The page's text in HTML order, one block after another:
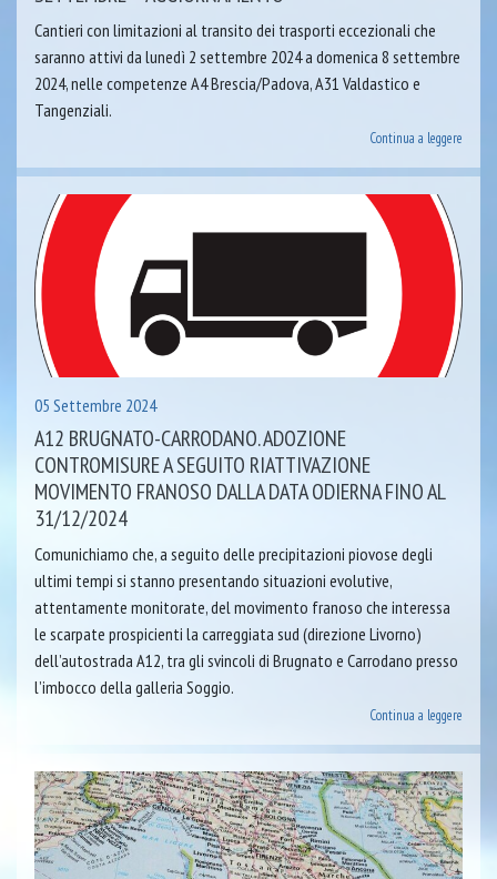
Cantieri con limitazioni al transito dei trasporti eccezionali che
saranno attivi da lunedì 2 settembre 2024 a domenica 8 settembre
2024, nelle competenze A4 Brescia/Padova, A31 Valdastico e
Tangenziali.
Continua a leggere
05 Settembre 2024
A12 BRUGNATO-CARRODANO. ADOZIONE
CONTROMISURE A SEGUITO RIATTIVAZIONE
MOVIMENTO FRANOSO DALLA DATA ODIERNA FINO AL
31/12/2024
Comunichiamo che, a seguito delle precipitazioni piovose degli
ultimi tempi si stanno presentando situazioni evolutive,
attentamente monitorate, del movimento franoso che interessa
le scarpate prospicienti la carreggiata sud (direzione Livorno)
dell’autostrada A12, tra gli svincoli di Brugnato e Carrodano presso
l’imbocco della galleria Soggio.
Continua a leggere